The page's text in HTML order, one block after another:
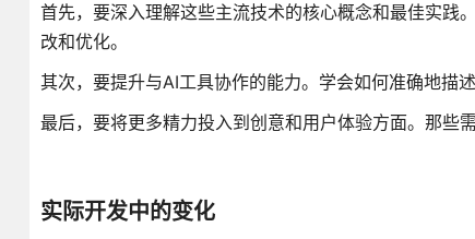
首先，要深入理解这些主流技术的核心概念和最佳实践
改和优化。
其次，要提升与AI工具协作的能力。学会如何准确地描
最后，要将更多精力投入到创意和用户体验方面。那些
实际开发中的变化